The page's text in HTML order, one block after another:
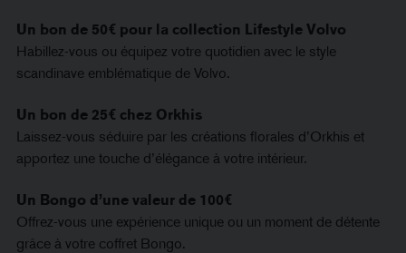
Un bon de 50€ pour la collection Lifestyle Volvo
Habillez-vous ou équipez votre quotidien avec le style
scandinave emblématique de Volvo.
Un bon de 25€ chez Orkhis
Laissez-vous séduire par les créations florales d’Orkhis et
apportez une touche d’élégance à votre intérieur.
Un Bongo d’une valeur de 100€
Offrez-vous une expérience unique ou un moment de détente
grâce à votre coffret Bongo.